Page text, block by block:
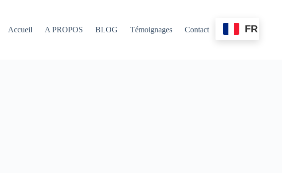
Accueil A PROPOS BLOG Témoignages Contact FR